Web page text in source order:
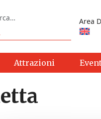
Area
Attrazioni